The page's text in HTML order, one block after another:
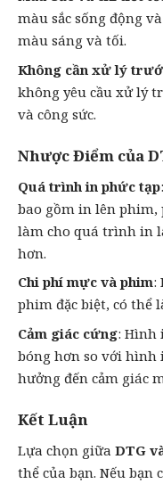
màu sắc sống động
màu sáng và tối.
Không cần xử lý
không yêu cầu xử lý
và công sức.
Nhược Điểm của
Quá trình in phức tạp
bao gồm in lên phim,
làm cho quá trình in
hơn.
Chi phí mực và phim:
phim đặc biệt, có thể
Cảm giác cứng: Hình
bóng hơn so với hình
hưởng đến cảm giác
Kết Luận
Lựa chọn giữa DTG
thể của bạn. Nếu